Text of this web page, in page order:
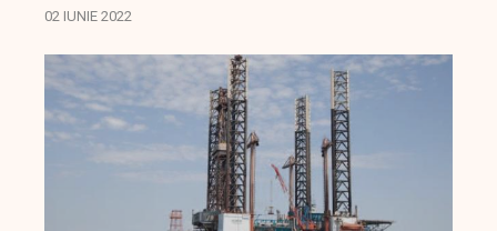
anunță ministrul Energiei Virgil Popescu.
02 IUNIE 2022